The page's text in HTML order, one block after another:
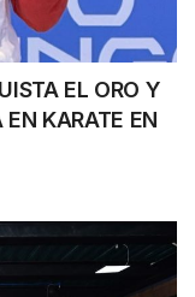
EL ORO Y
KARATE EN